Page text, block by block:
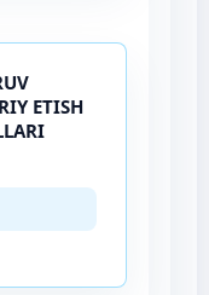
ETISH